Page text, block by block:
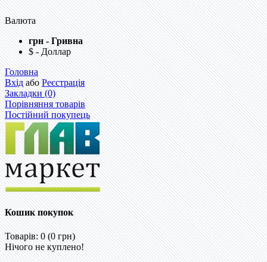
Валюта
грн - Гривна
$ - Доллар
Головна
ВхідабоРеєстрація
Закладки (0)
Порівняння товарів
Постійний покупець
Кошик покупок
Товарів: 0 (0 грн)
Нічого не куплено!